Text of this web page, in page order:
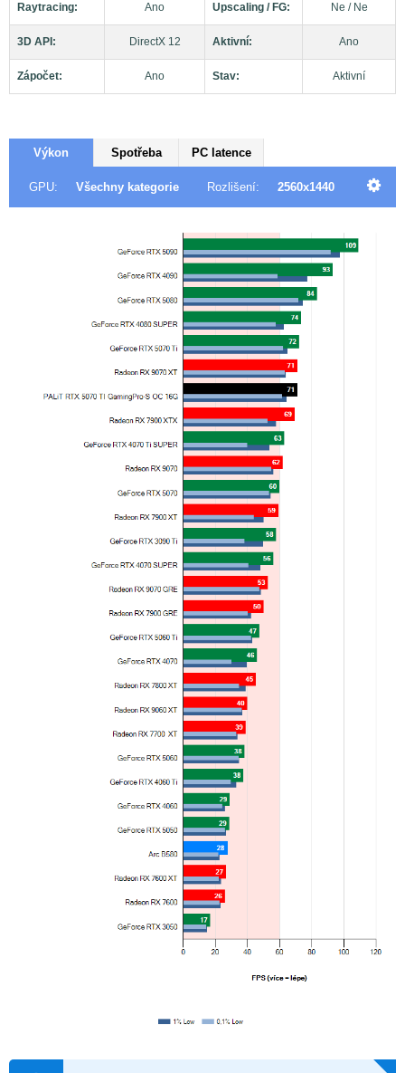
Raytracing: Ano Upscaling / FG: Ne / Ne
3D API: DirectX 12 Aktivní: Ano
Zápočet: Ano Stav: Aktivní
Výkon Spotřeba PC latence
GPU: Všechny kategorie Rozlišení: 2560x1440